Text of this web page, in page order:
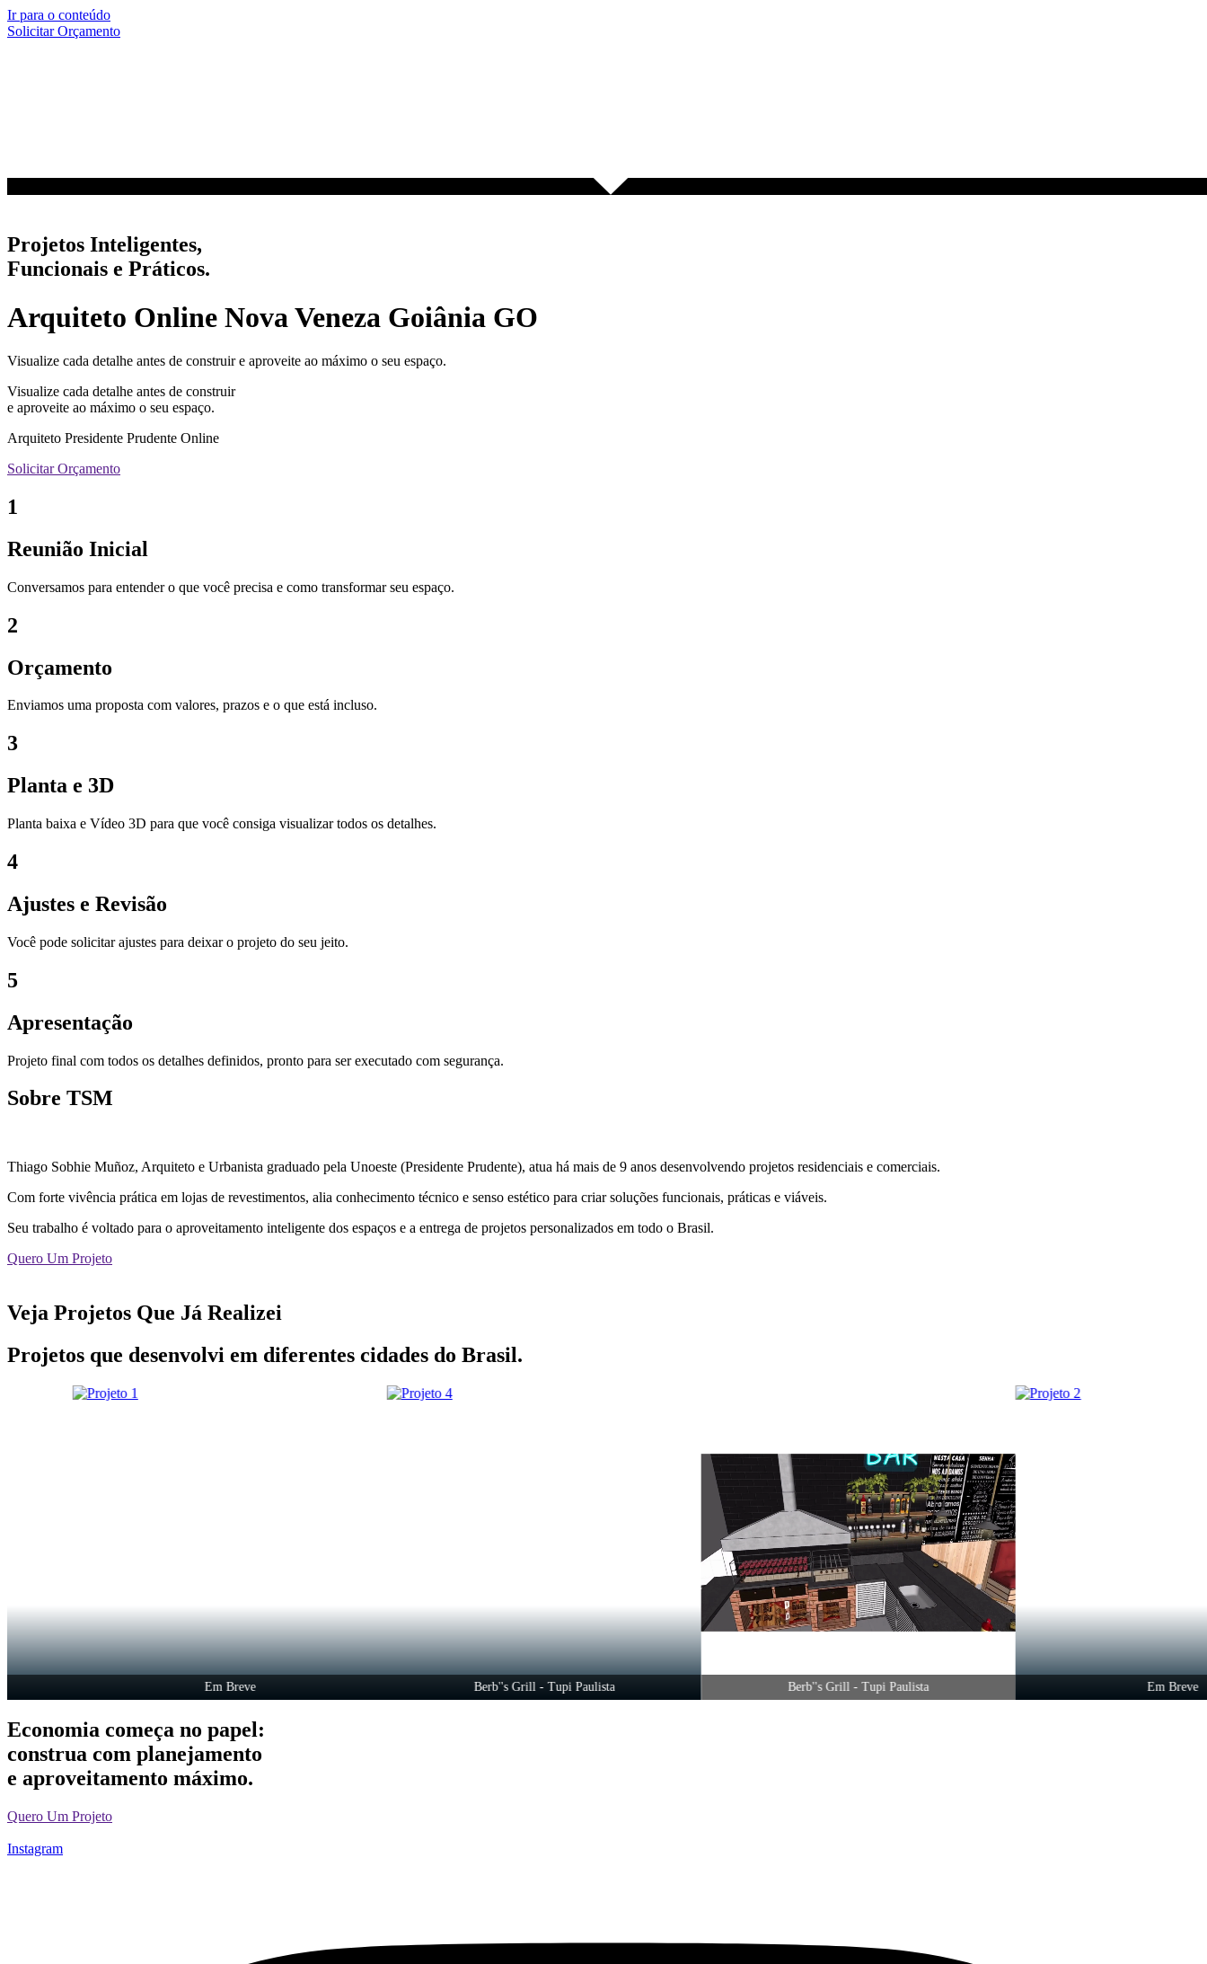
Ir para o conteúdo
Solicitar Orçamento
Projetos Inteligentes,
Funcionais e Práticos.
Arquiteto Online Nova Veneza Goiânia GO
Visualize cada detalhe antes de construir e aproveite ao máximo o seu espaço.
Visualize cada detalhe antes de construir
e aproveite ao máximo o seu espaço.
Arquiteto Presidente Prudente Online
Solicitar Orçamento
1
Reunião Inicial
Conversamos para entender o que você precisa e como transformar seu espaço.
2
Orçamento
Enviamos uma proposta com valores, prazos e o que está incluso.
3
Planta e 3D
Planta baixa e Vídeo 3D para que você consiga visualizar todos os detalhes.
4
Ajustes e Revisão
Você pode solicitar ajustes para deixar o projeto do seu jeito.
5
Apresentação
Projeto final com todos os detalhes definidos, pronto para ser executado com segurança.
Sobre TSM
Thiago Sobhie Muñoz, Arquiteto e Urbanista graduado pela Unoeste (Presidente Prudente), atua há mais de 9 anos desenvolvendo projetos residenciais e comerciais.
Com forte vivência prática em lojas de revestimentos, alia conhecimento técnico e senso estético para criar soluções funcionais, práticas e viáveis.
Seu trabalho é voltado para o aproveitamento inteligente dos espaços e a entrega de projetos personalizados em todo o Brasil.
Quero Um Projeto
Veja Projetos Que Já Realizei
Projetos que desenvolvi em diferentes cidades do Brasil.
Em Breve Berb''s Grill - Tupi Paulista Berb''s Grill - Tupi Paulista Em Breve
Economia começa no papel:
construa com planejamento
e aproveitamento máximo.
Quero Um Projeto
Instagram